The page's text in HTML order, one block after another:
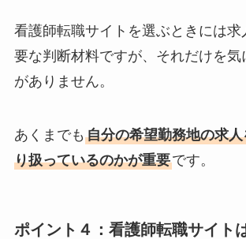
看護師転職サイトを選ぶときには求
要な判断材料ですが、それだけを気
がありません。
あくまでも 自分の希望勤務地の求
り扱っているのかが重要です。
ポイント４：看護師転職サイト